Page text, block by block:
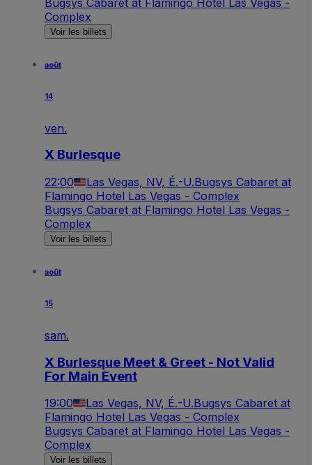
Complex
Voir les billets
août
14
ven.
X Burlesque
22:00 Las Vegas, NV, É.-U.Bugsys Cabaret at
Flamingo Hotel Las Vegas - Complex
Bugsys Cabaret at Flamingo Hotel Las Vegas -
Complex
Voir les billets
août
15
sam.
X Burlesque Meet & Greet - Not Valid
For Main Event
19:00 Las Vegas, NV, É.-U.Bugsys Cabaret at
Flamingo Hotel Las Vegas - Complex
Bugsys Cabaret at Flamingo Hotel Las Vegas -
Complex
Voir les billets